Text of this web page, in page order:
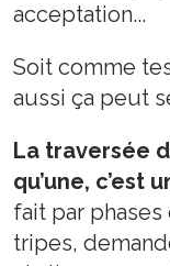
acceptation...
Soit comme
aussi ça peut
La traversée
qu’une, c’est
fait par
tripes,